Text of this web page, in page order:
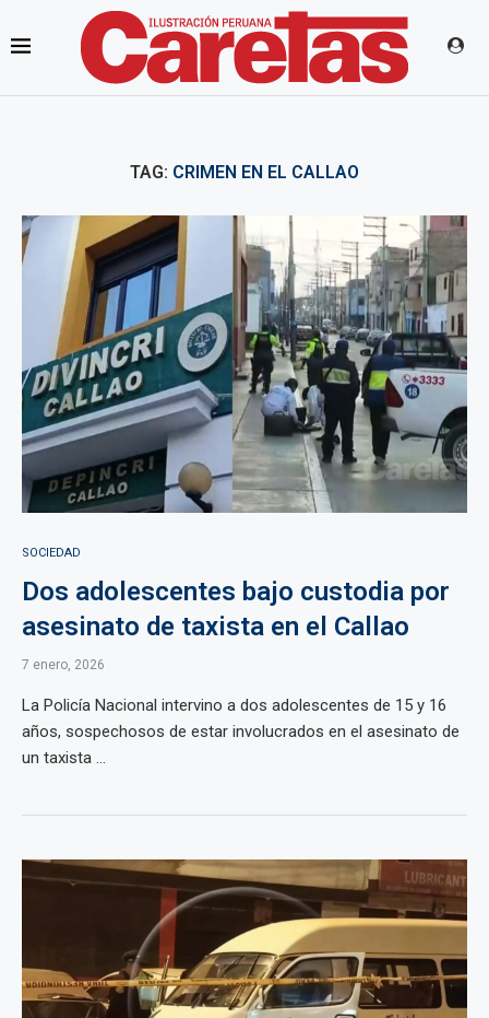
TAG: CRIMEN EN EL CALLAO
SOCIEDAD
Dos adolescentes bajo custodia por
asesinato de taxista en el Callao
7 enero, 2026
La Policía Nacional intervino a dos adolescentes de 15 y 16
años, sospechosos de estar involucrados en el asesinato de
un taxista ...